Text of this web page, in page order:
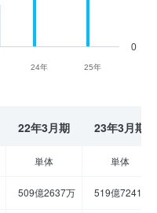
24年 25年
0
22年3月期 23年3月期
単体 単体
509億2637万 519億7241万